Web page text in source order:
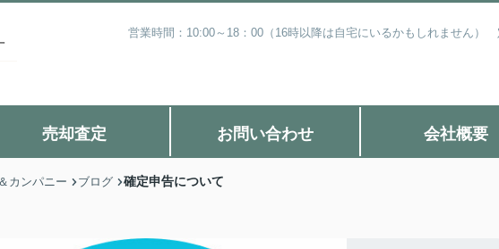
営業時間：10:00～18：00（16時以降は自宅にいるかもしれません）
売却査定 お問い合わせ 会社概要
カンパニー ブログ 確定申告について